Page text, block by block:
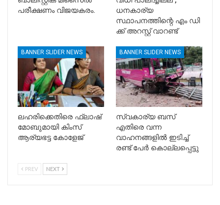
പരീക്ഷണം വിജയകരം.
ധനകാര്യ
സ്ഥാപനത്തിന്റെ എം ഡി
ക്ക് അറസ്റ്റ് വാറണ്ട്
BANNER SLIDER NEWS
ലഹരിക്കെതിരെ ഫ്ലാഷ്
മോബുമായി കിംസ്
ആര്യഭട്ട കോളേജ്
BANNER SLIDER NEWS
സ്വകാര്യ ബസ്
എതിരെ വന്ന
വാഹനങ്ങളിൽ ഇടിച്ച്
രണ്ട് പേർ കൊല്ലപ്പെട്ടു
PREV NEXT